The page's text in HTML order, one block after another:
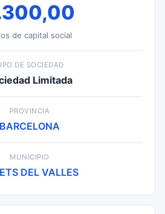
de capital social
DE SOCIEDAD
Limitada
PROVINCIA
BARCELONA
MUNICIPIO
DEL VALLES